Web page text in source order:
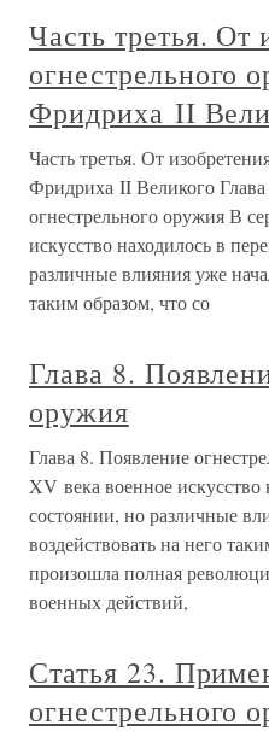
Часть третья. От
огнестрельного
Фридриха II
Часть третья. От
Фридриха II Великого
огнестрельного оружия В
искусство находилось в
различные влияния уже
таким образом, что со
Глава 8.
оружия
Глава 8. Появление
XV века военное искусство
состоянии, но различные
воздействовать на него
произошла полная
военных действий,
Статья 23.
огнестрельного